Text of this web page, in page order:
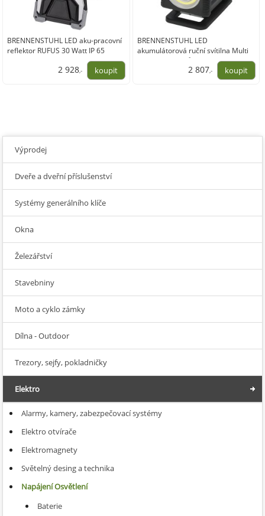
BRENNENSTUHL LED aku-pracovní
reflektor RUFUS 30 Watt IP 65
2 928,-
BRENNENSTUHL LED
akumulátorová ruční svítilna Multi
Battery 20 wattů
2 807,-
Výprodej
Dveře a dveřní příslušenství
Systémy generálního klíče
Okna
Železářství
Stavebniny
Moto a cyklo zámky
Dílna - Outdoor
Trezory, sejfy, pokladničky
Elektro
Alarmy, kamery, zabezpečovací systémy
Elektro otvírače
Elektromagnety
Světelný desing a technika
Napájení Osvětlení
Baterie